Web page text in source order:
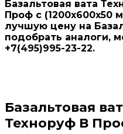
Базальтовая вата
Проф с (1200х600х50
лучшую цену на
подобрать аналоги,
+7(495)995-23-22.
Базальтовая
Техноруф В